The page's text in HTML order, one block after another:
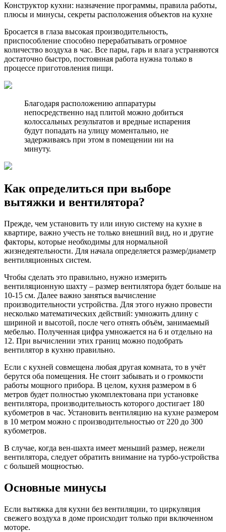
Конструктор кухни: назначение программы, правила работы,
плюсы и минусы, секреты расположения объектов на кухне
Бросается в глаза высокая производительность,
приспособление способно перерабатывать огромное
количество воздуха в час. Все пары, гарь и влага устраняются
достаточно быстро, постоянная работа нужна только в
процессе приготовления пищи.
Благодаря расположению аппаратуры
непосредственно над плитой можно добиться
колоссальных результатов и вредные испарения
будут попадать на улицу моментально, не
задерживаясь при этом в помещении ни на
минуту.
Как определиться при выборе
вытяжки и вентилятора?
Прежде, чем установить ту или иную систему на кухне в
квартире, важно учесть не только внешний вид, но и другие
факторы, которые необходимы для нормальной
жизнедеятельности. Для начала определяется размер/диаметр
вентиляционных систем.
Чтобы сделать это правильно, нужно измерить
вентиляционную шахту – размер вентилятора будет больше на
10-15 см. Далее важно заняться вычисление
производительности устройства. Для этого нужно провести
несколько математических действий: умножить длину с
шириной и высотой, после чего отнять объём, занимаемый
мебелью. Полученная цифра умножается на 6 и отдельно на
12. При вычислении этих границ можно подобрать
вентилятор в кухню правильно.
Если с кухней совмещена любая другая комната, то в учёт
берутся оба помещения. Не стоит забывать и о громкости
работы мощного прибора. В целом, кухня размером в 6
метров будет полностью укомплектована при установке
вентилятора, производительность которого достигает 180
кубометров в час. Установить вентиляцию на кухне размером
в 10 метром можно с производительностью от 220 до 300
кубометров.
В случае, когда вен-шахта имеет меньший размер, нежели
вентилятора, следует обратить внимание на турбо-устройства
с большей мощностью.
Основные минусы
Если вытяжка для кухни без вентиляции, то циркуляция
свежего воздуха в доме происходит только при включенном
моторе.